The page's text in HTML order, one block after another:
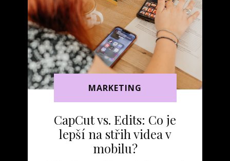
MARKETING
CapCut vs. Edits: Co je
lepší na střih videa v
mobilu?